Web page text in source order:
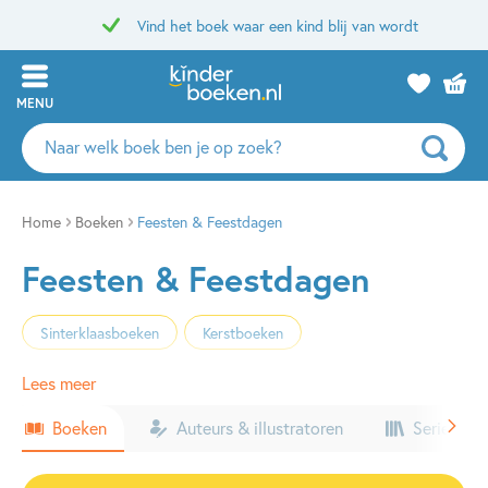
Vind het boek waar een kind blij van wordt
MENU
Zoeken
naar
auteurs
uitgevers
Home Boeken Feesten & Feestdagen
Feesten & Feestdagen
Sinterklaasboeken Kerstboeken
Lees meer
Boeken
Auteurs & illustratoren Series &